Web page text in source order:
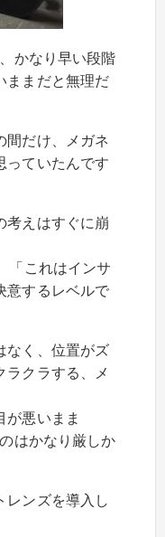
かなり早い段階
ままだと無理だ
間だけ、メガネ
っていたんです
考えはすぐに崩
「これはインサ
意するレベルで
なく、位置がズ
ラクラする、メ
が悪いまま
はかなり厳しか
レンズを導入し